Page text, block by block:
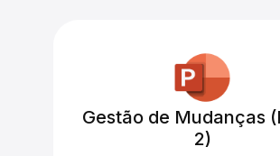
Gestão de Mudanças
2)